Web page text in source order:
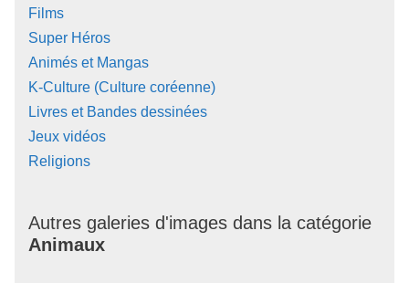
Films
Super Héros
Animés et Mangas
K-Culture (Culture coréenne)
Livres et Bandes dessinées
Jeux vidéos
Religions
Autres galeries d'images dans la catégorie
Animaux